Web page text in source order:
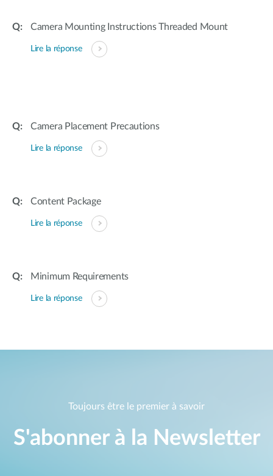
Camera Mounting Instructions Threaded Mount
Lire la réponse
Camera Placement Precautions
Lire la réponse
Content Package
Lire la réponse
Minimum Requirements
Lire la réponse
Toujours être le premier à savoir
S'abonner à la Newsletter